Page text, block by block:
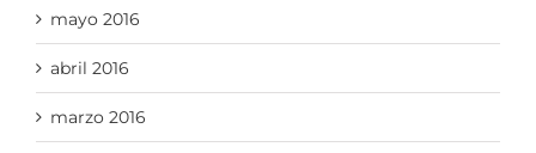
mayo 2016
abril 2016
marzo 2016